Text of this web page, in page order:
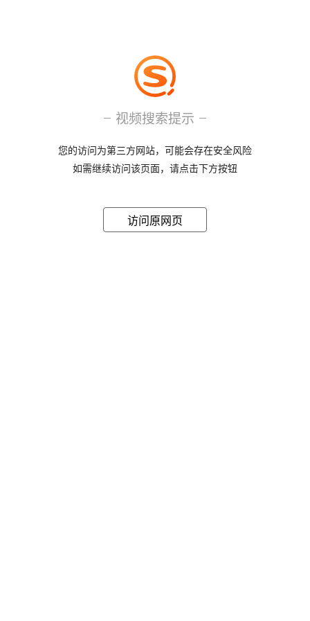
视频搜索提示
您的访问为第三方网站，可能会存在安全风险
如需继续访问该页面，请点击下方按钮
访问原网页